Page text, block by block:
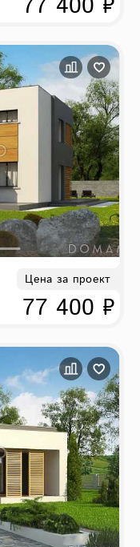
Цена за проект
77 400 ₽